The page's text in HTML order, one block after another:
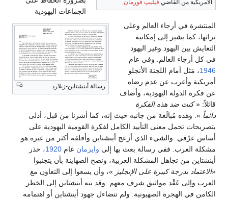
الأمريكية من القاضي فيليپ فورمان.
رسالة أينشتاين-زيلارد
الجماعات اليهودية
المنتشرة في أرجاء العالم وعلى
تراثها، كما يشير إلى إمكانية
التعايش بين اليهود وغير اليهود
في كل أرجاء العالم. وفي عام
1946، مَثل أمام اللجنة الأنجلو
أمريكية وأعرب عن عدم رضاه
عن فكرة الدولة اليهودية، وأضاف
قائلاً: «كنت ضد هذه الفكرة
دائماً ». وهذه مُبالَغة من جانبه حيث إنه، كما أشرنا من قبل، أدلى
بتصريحات تحمل معنى التأييد الكامل لفكرة القومية اليهودية على
أساس عرْقي. والشيء الذي أزعج أينشتاين وأقلقه أكثر من غيره هو
مشكلة العرب. ففي رسالة بعث بها إلى وايزمان عام 1920، حذر
أينشتاين من تجاهل المشكلة العربية، ونصح الصهاينة بأن يتجنبوا
«الاعتماد بدرجة كبيرة على الإنجليز
»، وأن يسعوا إلى التعاون مع
العرب وإلى عَقْد مواثيق شرف معهم. وقد نبه أينشتاين إلى الخطر
الكامن في الهجرة الصهيونية. ولم تتضاءل جهود أينشتاين أو اهتمامه